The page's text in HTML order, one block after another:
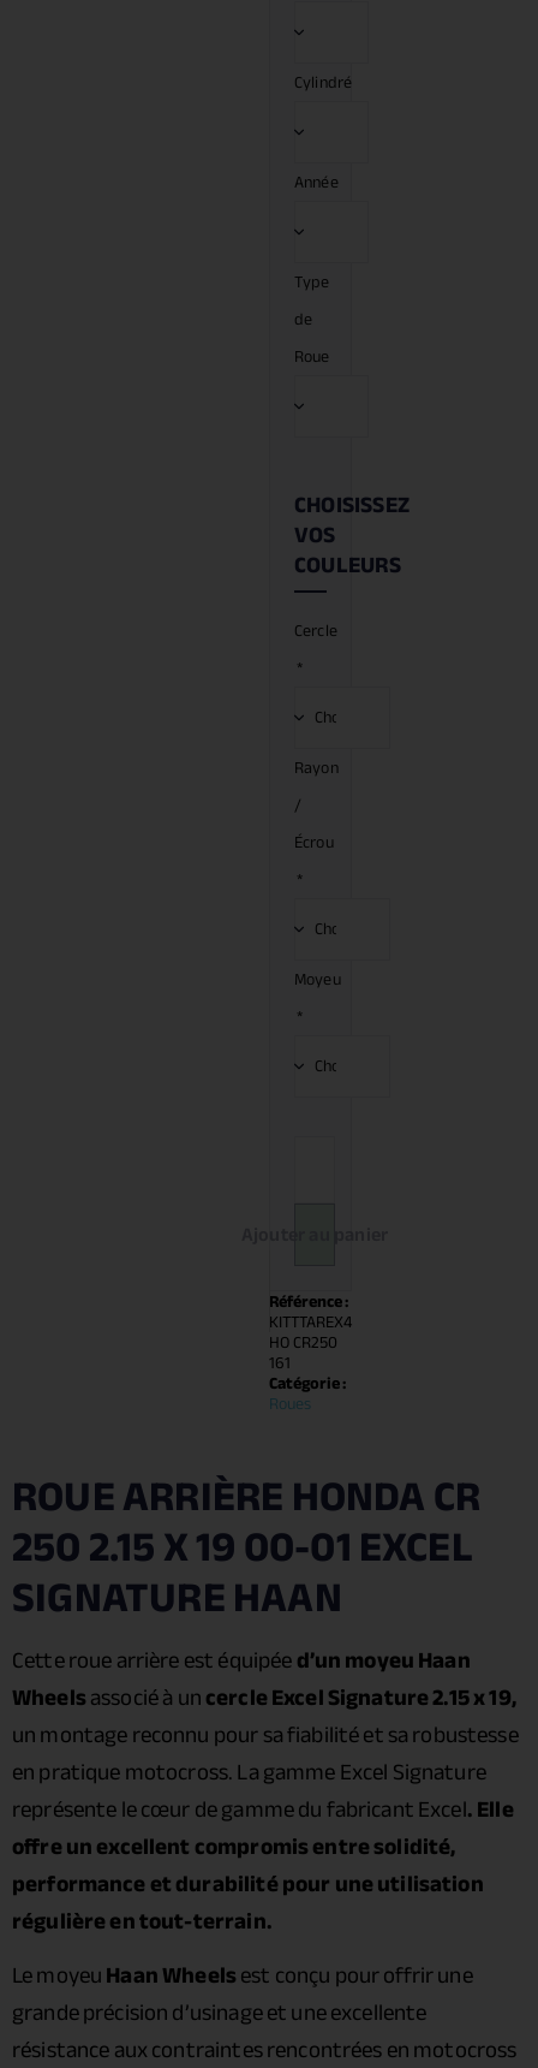
Cylindré
Année
Type
de
Roue
CHOISISSEZ
VOS
COULEURS
Cercle
*
Rayon
/
Écrou
*
Moyeu
*
Référence :
KITTTAREX4
HO CR250
161
Catégorie :
Roues
ROUE ARRIÈRE HONDA CR
250 2.15 X 19 00-01 EXCEL
SIGNATURE HAAN
Cette roue arrière est équipéed’un moyeu Haan
Wheelsassocié à uncercle Excel Signature 2.15 x 19,
un montage reconnu pour sa fiabilité et sa robustesse
en pratique motocross. La gamme Excel Signature
représente le cœur de gamme du fabricant Excel. Elle
offre un excellent compromis entre solidité,
performance et durabilité pour une utilisation
régulière en tout-terrain.
Le moyeuHaan Wheelsest conçu pour offrir une
grande précision d’usinage et une excellente
résistance aux contraintes rencontrées en motocross